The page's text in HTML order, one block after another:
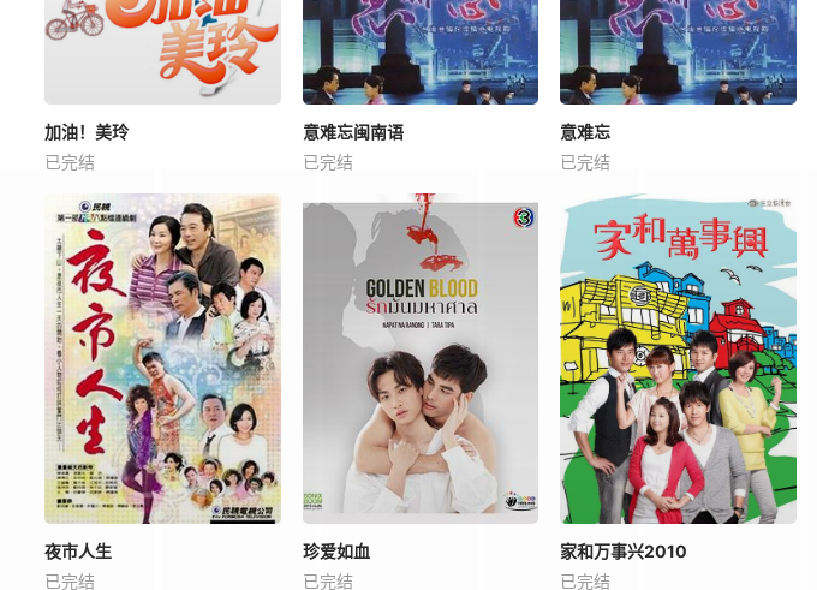
加油！美玲
已完结
意难忘闽南语
已完结
意难忘
已完结
夜市人生
已完结
珍爱如血
已完结
家和万事兴2010
已完结